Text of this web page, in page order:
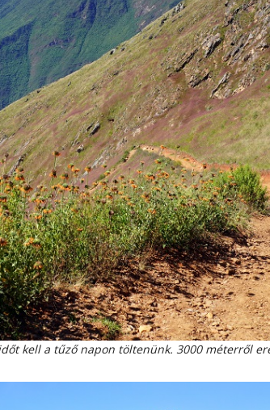
kell a tűző napon töltenünk. 3000 méterről